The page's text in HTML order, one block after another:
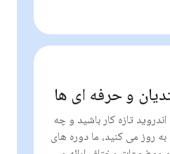
و حرفه ای ها
تازه کار باشید و چه
روز می کنید، ما دوره های